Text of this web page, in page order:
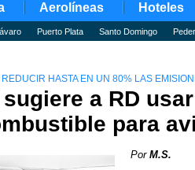
Aerolíneas Hoteles
Puerto Plata Santo Domingo
REDUCIR HASTA EN UN 80% LAS
sugiere a RD
para
Por M.S.